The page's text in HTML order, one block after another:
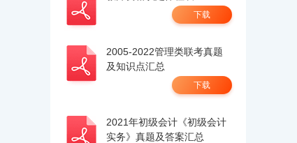
下载
2005-2022管理类联考真题
及知识点汇总
下载
2021年初级会计《初级会计
实务》真题及答案汇总